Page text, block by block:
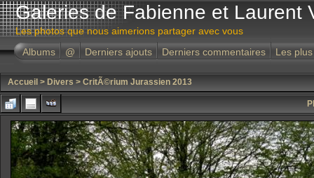
Galeries de Fabienne et Laurent
Les photos que nous aimerions partager avec vous
Albums
@ Derniers ajouts Derniers commentaires Les
Accueil > Divers > CritÃ©rium Jurassien 2013